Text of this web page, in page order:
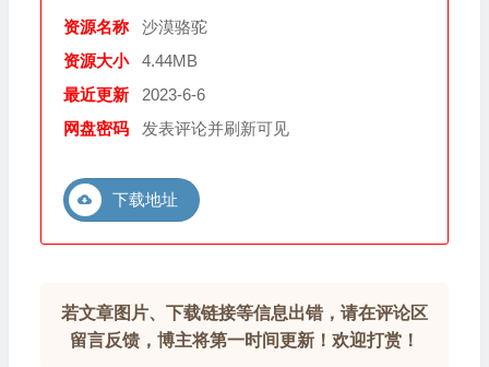
资源名称
沙漠骆驼
资源大小
4.44MB
最近更新
2023-6-6
网盘密码
发表评论并刷新可见
下载地址
若文章图片、下载链接等信息出错，请在评论区
留言反馈，博主将第一时间更新！欢迎打赏！